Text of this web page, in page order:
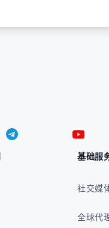
基础服
社交媒
全球代